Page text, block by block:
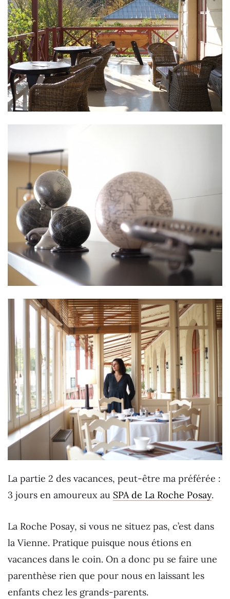
La partie 2 des vacances, peut-être ma préférée :
3 jours en amoureux au SPA de La Roche Posay.
La Roche Posay, si vous ne situez pas, c’est dans
la Vienne. Pratique puisque nous étions en
vacances dans le coin. On a donc pu se faire une
parenthèse rien que pour nous en laissant les
enfants chez les grands-parents.